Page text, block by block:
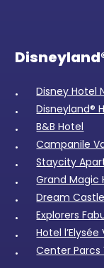
Disney Hotel
Disneyland®
B&B Hotel
Campanile
Staycity
Grand Magic
Dream
Explorers
Hotel l’Elysée
Center Parcs